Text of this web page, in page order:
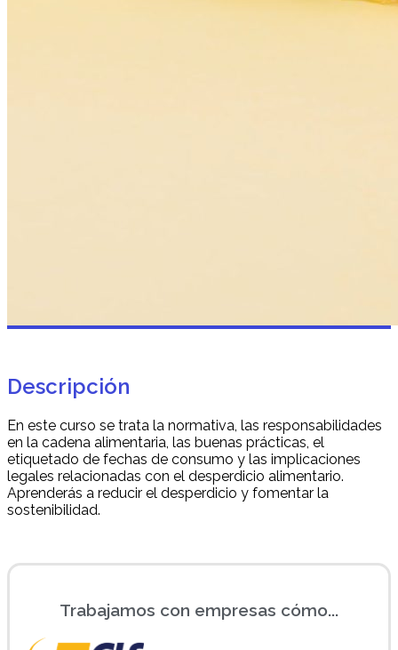
Descripción
En este curso se trata la normativa, las responsabilidades
en la cadena alimentaria, las buenas prácticas, el
etiquetado de fechas de consumo y las implicaciones
legales relacionadas con el desperdicio alimentario.
Aprenderás a reducir el desperdicio y fomentar la
sostenibilidad.
Trabajamos con empresas cómo...